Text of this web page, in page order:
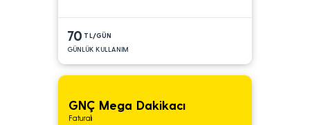
70 TL/GÜN
GÜNLÜK KULLANIM
GNÇ Mega Dakikacı
Faturalı